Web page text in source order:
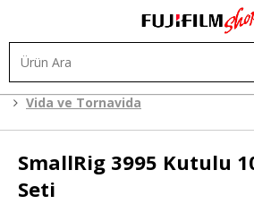
Vida ve Tornavida
SmallRig 3995 Kutulu
Seti